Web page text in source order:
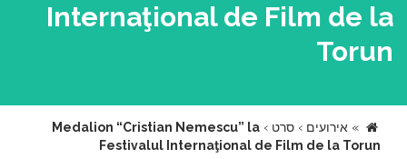
Internaţional de Film de la
Torun
» אירועים › סרט ›
Medalion “Cristian Nemescu” la
Festivalul Internaţional de Film de la Torun